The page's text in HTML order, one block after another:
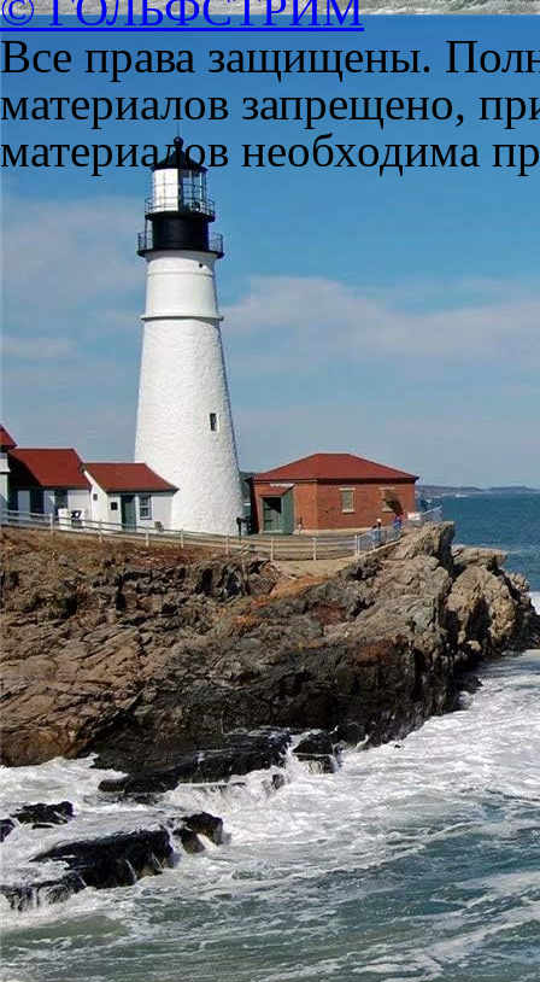
Все права защищены.
материалов запрещено,
материалов необходима